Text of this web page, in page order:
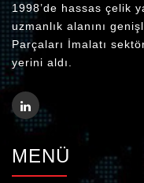
1998’de hassas çelik
uzmanlık alanını
Parçaları İmalatı
yerini aldı.
MENÜ